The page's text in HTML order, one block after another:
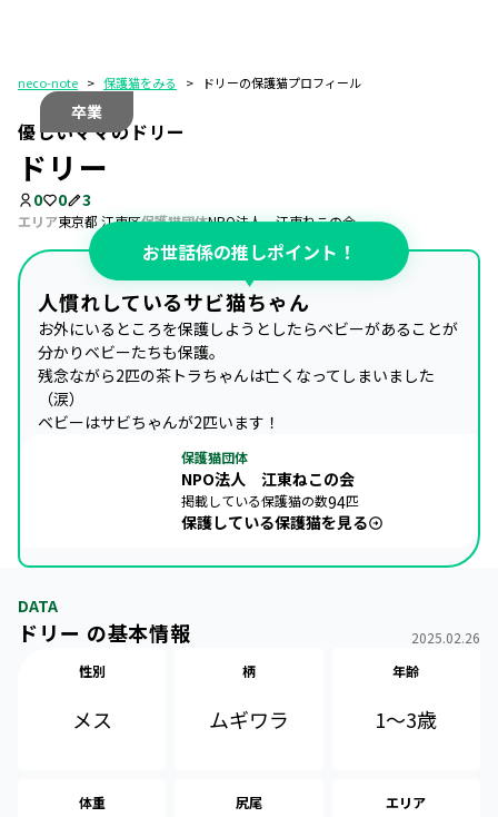
neco-note > 保護猫をみる > ドリーの保護猫プロフィール
卒業
優しいママのドリー
ドリー
0 0 3
エリア東京都 江東区保護猫団体NPO法人 江東ねこの会
お世話係の推しポイント！
人慣れしているサビ猫ちゃん
お外にいるところを保護しようとしたらベビーがあることが
分かりベビーたちも保護。
残念ながら2匹の茶トラちゃんは亡くなってしまいました
（涙）
ベビーはサビちゃんが2匹います！
保護猫団体
NPO法人 江東ねこの会
掲載している保護猫の数94匹
保護している保護猫を見る
DATA
ドリー の基本情報
2025.02.26
性別
メス
柄
ムギワラ
年齢
1〜3歳
体重 尻尾 エリア